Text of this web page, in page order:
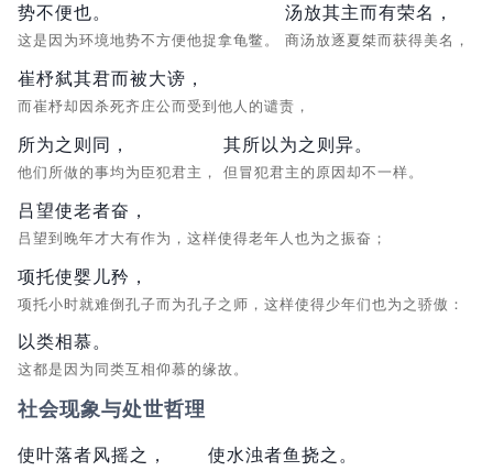
势不便也。
这是因为环境地势不方便他捉拿龟鳖。
汤放其主而有荣名，
商汤放逐夏桀而获得美名，
崔杼弑其君而被大谤，
而崔杼却因杀死齐庄公而受到他人的谴责，
所为之则同，
他们所做的事均为臣犯君主，
其所以为之则异。
但冒犯君主的原因却不一样。
吕望使老者奋，
吕望到晚年才大有作为，这样使得老年人也为之振奋；
项托使婴儿矜，
项托小时就难倒孔子而为孔子之师，这样使得少年们也为之骄傲：
以类相慕。
这都是因为同类互相仰慕的缘故。
社会现象与处世哲理
使叶落者风摇之， 使水浊者鱼挠之。